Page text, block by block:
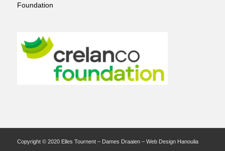
Foundation
Copyright © 2020 Elles Tournent – Dames Draaien – Web Design Hanoulia